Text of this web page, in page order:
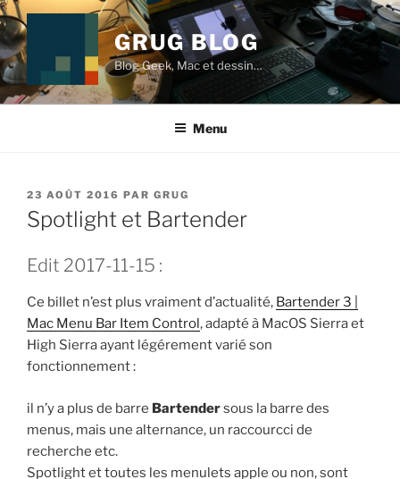
Aller
au
contenu
principal
GRUG BLOG
Blog Geek, Mac et dessin…
Menu
PUBLIÉ
LE
23 AOÛT 2016 PAR GRUG
Spotlight et Bartender
Edit 2017-11-15 :
Ce billet n’est plus vraiment d’actualité, Bartender 3 |
Mac Menu Bar Item Control, adapté à MacOS Sierra et
High Sierra ayant légérement varié son
fonctionnement :
il n’y a plus de barre Bartendersous la barre des
menus, mais une alternance, un raccourcci de
recherche etc.
Spotlight et toutes les menulets apple ou non, sont